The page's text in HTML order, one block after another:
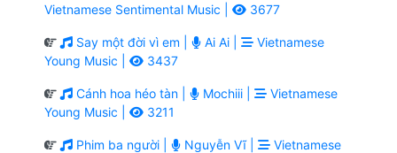
Vietnamese Sentimental Music |
3677
Say một đời vì em | Ai Ai |
Vietnamese
Young Music |
3437
Cánh hoa héo tàn | Mochiii |
Vietnamese
Young Music |
3211
Phim ba người | Nguyễn Vĩ |
Vietnamese